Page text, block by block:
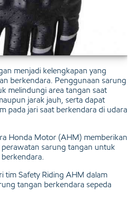
menjadi kelengkapan yang
berkendara. Penggunaan sarung
melindungi area tangan saat
jarak jauh, serta dapat
pada jari saat berkendara di udara
Honda Motor (AHM) memberikan
sarung tangan untuk
tim Safety Riding AHM dalam
tangan berkendara sepeda